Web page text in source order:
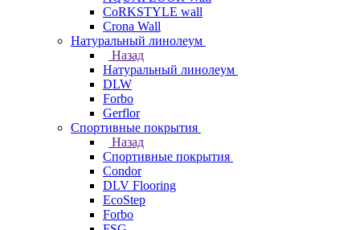
CoRKSTYLE wall
Crona Wall
Натуральный линолеум
Назад
Натуральный линолеум
DLW
Forbo
Gerflor
Спортивные покрытия
Назад
Спортивные покрытия
Condor
DLV Flooring
EcoStep
Forbo